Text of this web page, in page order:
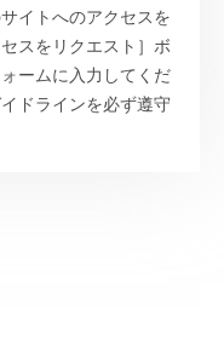
イトへのアクセスを
スをリクエスト］ボ
ームに入力してくだ
ドラインを必ず遵守